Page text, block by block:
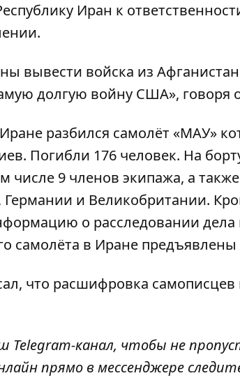
Иран к
вывести войска из
долгую войну США», говоря
разбился самолёт «МАУ»
Погибли 176 человек. На
числе 9 членов экипажа, а
и Великобритании.
о расследовании дела
самолёта в Иране
что расшифровка самописцев
Telegram-канал, чтобы не
прямо в мессенджере